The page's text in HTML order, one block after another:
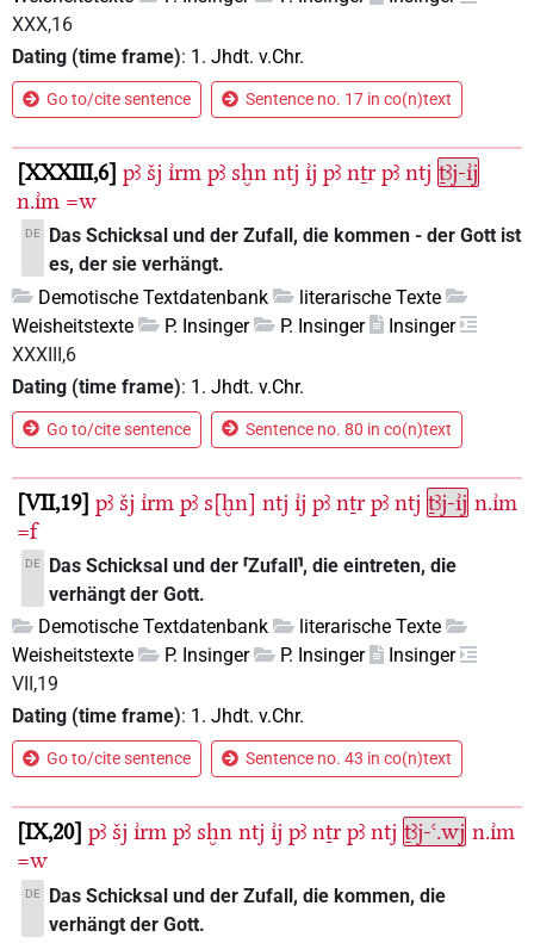
XXX,16
Dating (time frame): 1. Jhdt. v.Chr.
Go to/cite sentence Sentence no. 17 in co(n)text
XXXIII,6 pꜣ šj ı͗rm pꜣ sḫn ntj ı͗j pꜣ nṯr pꜣ ntj ṯꜣj-ı͗j
n.ı͗m =w
DE
Das Schicksal und der Zufall, die kommen - der Gott ist
es, der sie verhängt.
Demotische Textdatenbank
literarische Texte
Weisheitstexte
P. Insinger P. Insinger
Insinger
XXXIII,6
Dating (time frame): 1. Jhdt. v.Chr.
Go to/cite sentence Sentence no. 80 in co(n)text
VII,19 pꜣ šj ı͗rm pꜣ s[ḫn] ntj ı͗j pꜣ nṯr pꜣ ntj ṯꜣj-ı͗j n.ı͗m
=f
DE
Das Schicksal und der ⸢Zufall⸣, die eintreten, die
verhängt der Gott.
Demotische Textdatenbank
literarische Texte
Weisheitstexte
P. Insinger P. Insinger
Insinger
VII,19
Dating (time frame): 1. Jhdt. v.Chr.
Go to/cite sentence Sentence no. 43 in co(n)text
IX,20 pꜣ šj ı͗rm pꜣ sḫn ntj ı͗j pꜣ nṯr pꜣ ntj ṯꜣj-ꜥ.wj n.ı͗m
=w
DE
Das Schicksal und der Zufall, die kommen, die
verhängt der Gott.